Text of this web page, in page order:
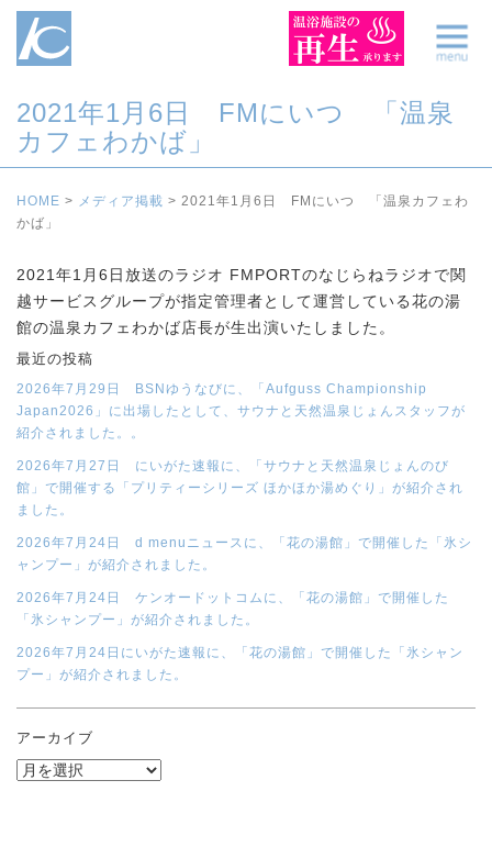
2021年1月6日 FMにいつ 「温泉
カフェわかば」
HOME > メディア掲載 > 2021年1月6日 FMにいつ 「温泉カフェわ
かば」
2021年1月6日放送のラジオ FMPORTのなじらねラジオで関
越サービスグループが指定管理者として運営している花の湯
館の温泉カフェわかば店長が生出演いたしました。
最近の投稿
2026年7月29日 BSNゆうなびに、「Aufguss Championship
Japan2026」に出場したとして、サウナと天然温泉じょんスタッフが
紹介されました。。
2026年7月27日 にいがた速報に、「サウナと天然温泉じょんのび
館」で開催する「プリティーシリーズ ほかほか湯めぐり」が紹介され
ました。
2026年7月24日 d menuニュースに、「花の湯館」で開催した「氷シ
ャンプー」が紹介されました。
2026年7月24日 ケンオードットコムに、「花の湯館」で開催した
「氷シャンプー」が紹介されました。
2026年7月24日にいがた速報に、「花の湯館」で開催した「氷シャン
プー」が紹介されました。
アーカイブ